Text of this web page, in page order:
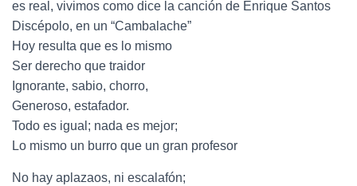
es real, vivimos como dice la canción de Enrique Santos
Discépolo, en un “Cambalache”
Hoy resulta que es lo mismo
Ser derecho que traidor
Ignorante, sabio, chorro,
Generoso, estafador.
Todo es igual; nada es mejor;
Lo mismo un burro que un gran profesor
No hay aplazaos, ni escalafón;